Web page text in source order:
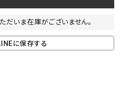
だいま在庫がございません。
に保存する